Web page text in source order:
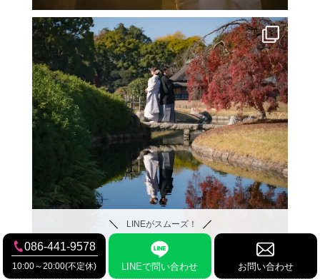
LINEがスムーズ！
086-441-9578
10:00～20:00(不定休) LINEで問い合わせ お問い合わせ